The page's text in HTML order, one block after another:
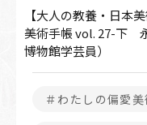
【大人の教養・日本
美術手帳 vol. 27-下
博物館学芸員）
＃わたしの偏愛